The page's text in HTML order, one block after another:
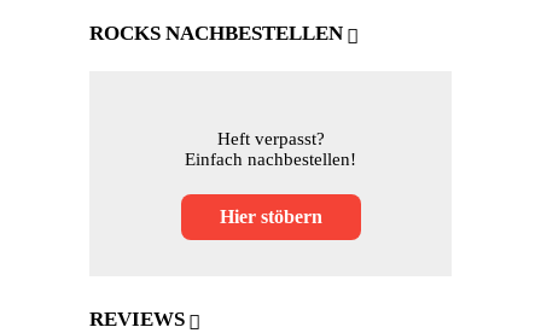
ROCKS NACHBESTELLEN
Heft verpasst?
Einfach nachbestellen!
Hier stöbern
REVIEWS